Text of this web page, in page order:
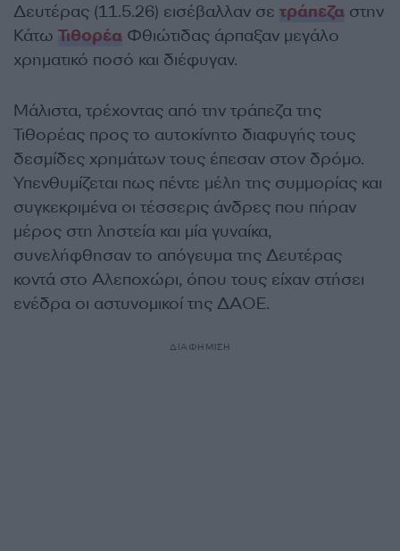
Δευτέρας (11.5.26) εισέβαλλαν σε τράπεζα στην
Κάτω Τιθορέα Φθιώτιδας άρπαξαν μεγάλο
χρηματικό ποσό και διέφυγαν.
Μάλιστα, τρέχοντας από την τράπεζα της
Τιθορέας προς το αυτοκίνητο διαφυγής τους
δεσμίδες χρημάτων τους έπεσαν στον δρόμο.
Υπενθυμίζεται πως πέντε μέλη της συμμορίας και
συγκεκριμένα οι τέσσερις άνδρες που πήραν
μέρος στη ληστεία και μία γυναίκα,
συνελήφθησαν το απόγευμα της Δευτέρας
κοντά στο Αλεποχώρι, όπου τους είχαν στήσει
ενέδρα οι αστυνομικοί της ΔΑΟΕ.
ΔΙΑΦΗΜΙΣΗ